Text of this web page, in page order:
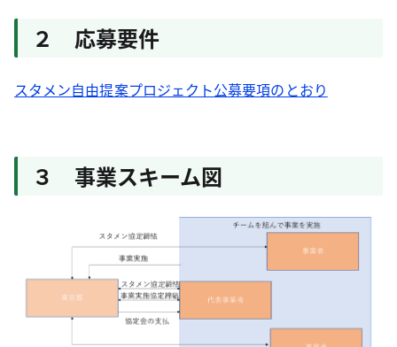
２ 応募要件
スタメン自由提案プロジェクト公募要項のとおり
３ 事業スキーム図